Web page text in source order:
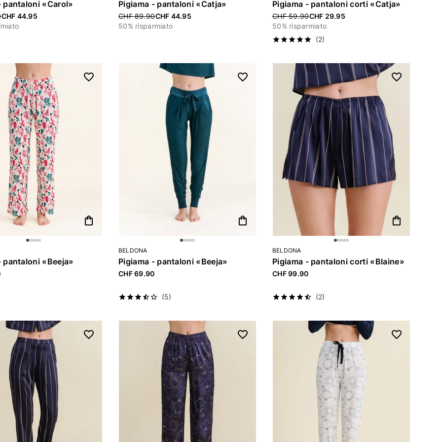
pantaloni «Carol»
from
CHF 44.95
Pigiama - pantaloni «Catja»
Price reduced from
CHF 89.90CHF 44.95
50% risparmiato
Pigiama - pantaloni corti «Catja»
Price reduced from
CHF 59.90CHF 29.95
50% risparmiato
(2)
shopping_bag
pantaloni «Beeja»
shopping_bag
BELDONA
Pigiama - pantaloni «Beeja»
CHF 69.90
(5)
shopping_bag
BELDONA
Pigiama - pantaloni corti «Blaine»
CHF 99.90
(2)